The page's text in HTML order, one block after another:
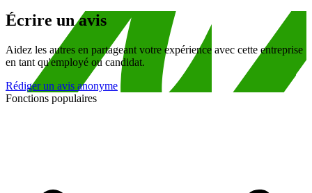
Écrire un avis
Aidez les autres en partageant votre expérience avec cette entreprise
en tant qu'employé ou candidat.
Rédiger un avis anonyme
Fonctions populaires